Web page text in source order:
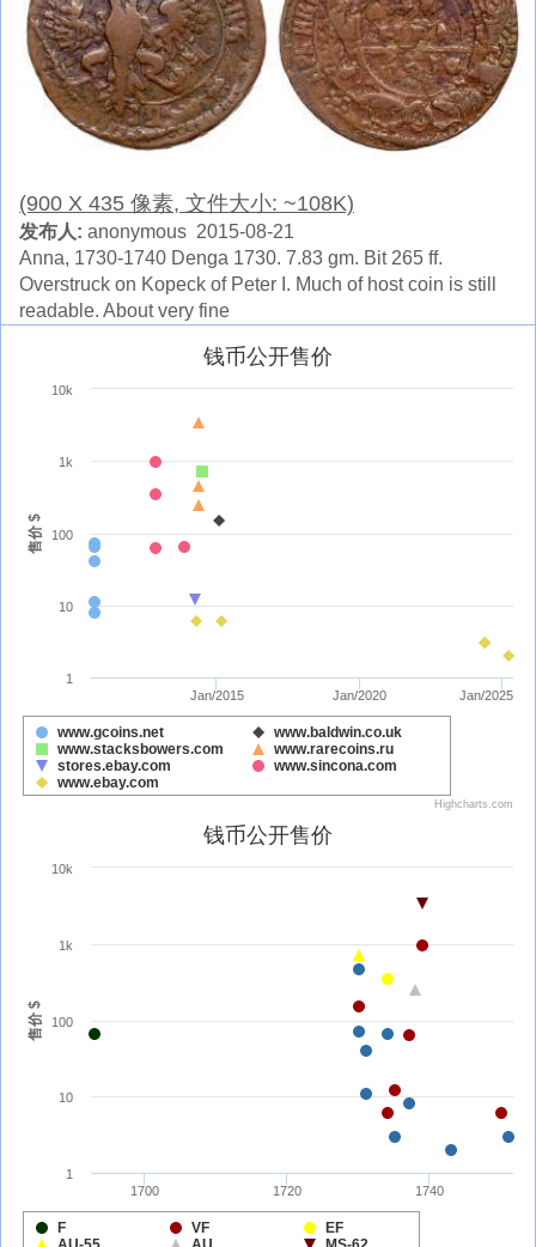
(900 X 435 像素, 文件大小: ~108K)
发布人: anonymous 2015-08-21
Anna, 1730-1740 Denga 1730. 7.83 gm. Bit 265 ff.
Overstruck on Kopeck of Peter I. Much of host coin is still
readable. About very fine